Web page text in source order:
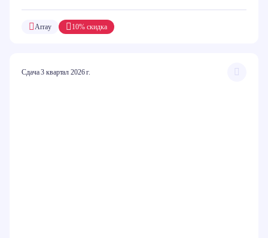
10% скидка
Array
Сдача 3 квартал 2026 г.